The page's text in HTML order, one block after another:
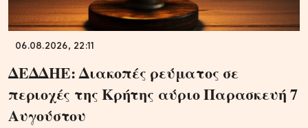
06.08.2026, 22:11
ΔΕΔΔΗΕ: Διακοπές ρεύματος σε
περιοχές της Κρήτης αύριο Παρασκευή 7
Αυγούστου